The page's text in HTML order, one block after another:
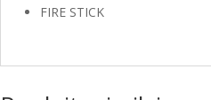
FIRE STICK